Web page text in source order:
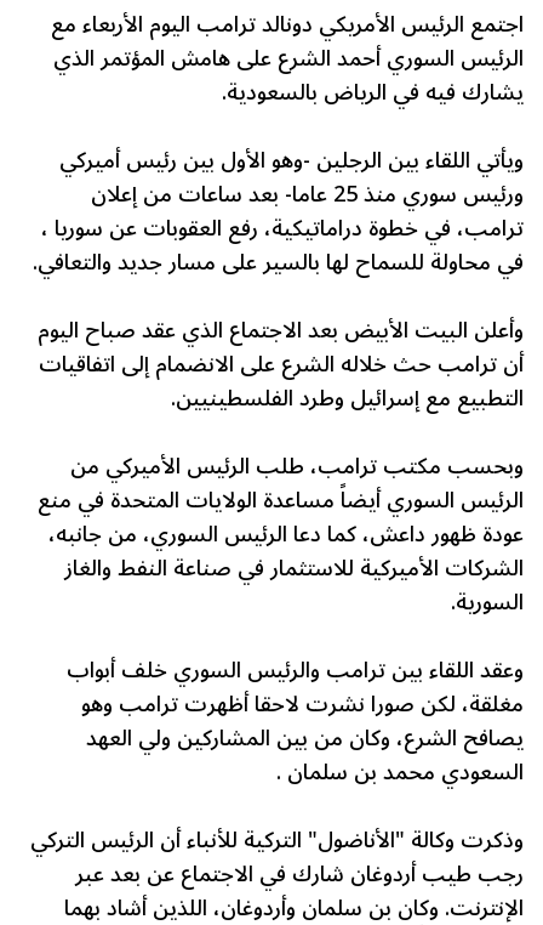
اجتمع الرئيس الأمريكي دونالد ترامب اليوم الأربعاء مع
الرئيس السوري أحمد الشرع على هامش المؤتمر الذي
يشارك فيه في الرياض بالسعودية.
ويأتي اللقاء بين الرجلين -وهو الأول بين رئيس أميركي
ورئيس سوري منذ 25 عاما- بعد ساعات من إعلان
ترامب، في خطوة دراماتيكية، رفع العقوبات عن سوريا ،
في محاولة للسماح لها بالسير على مسار جديد والتعافي.
وأعلن البيت الأبيض بعد الاجتماع الذي عقد صباح اليوم
أن ترامب حث خلاله الشرع على الانضمام إلى اتفاقيات
التطبيع مع إسرائيل وطرد الفلسطينيين.
وبحسب مكتب ترامب، طلب الرئيس الأميركي من
الرئيس السوري أيضاً مساعدة الولايات المتحدة في منع
عودة ظهور داعش، كما دعا الرئيس السوري، من جانبه،
الشركات الأميركية للاستثمار في صناعة النفط والغاز
السورية.
وعقد اللقاء بين ترامب والرئيس السوري خلف أبواب
مغلقة، لكن صورا نشرت لاحقا أظهرت ترامب وهو
يصافح الشرع، وكان من بين المشاركين ولي العهد
السعودي محمد بن سلمان .
وذكرت وكالة "الأناضول" التركية للأنباء أن الرئيس التركي
رجب طيب أردوغان شارك في الاجتماع عن بعد عبر
الإنترنت. وكان بن سلمان وأردوغان، اللذين أشاد بهما